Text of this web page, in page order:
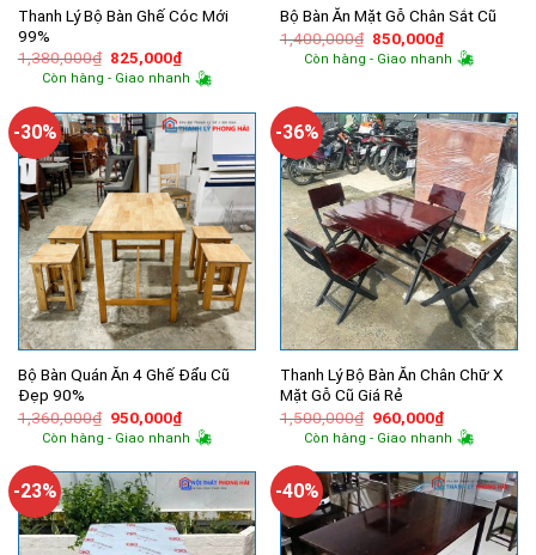
Thanh Lý Bộ Bàn Ghế Cóc Mới
99%
1,380,000₫ Giá
gốc
là:
825,000₫Giá
hiện
tại
825,000₫.
Còn hàng - Giao nhanh
Bộ Bàn Ăn Mặt Gỗ Chân Sắt Cũ
1,400,000₫ Giá
gốc
là:
850,000₫Giá
hiện
tại
Còn hàng - Giao nhanh
-30%
Bộ Bàn Quán Ăn 4 Ghế Đẩu Cũ
Đẹp 90%
1,360,000₫ Giá
gốc
là:
950,000₫Giá
hiện
tại
950,000₫.
Còn hàng - Giao nhanh
-36%
Thanh Lý Bộ Bàn Ăn Chân Chữ X
Mặt Gỗ Cũ Giá Rẻ
1,500,000₫ Giá
gốc
là:
960,000₫Giá
hiện
tại
960,000₫.
Còn hàng - Giao nhanh
-23% -40%